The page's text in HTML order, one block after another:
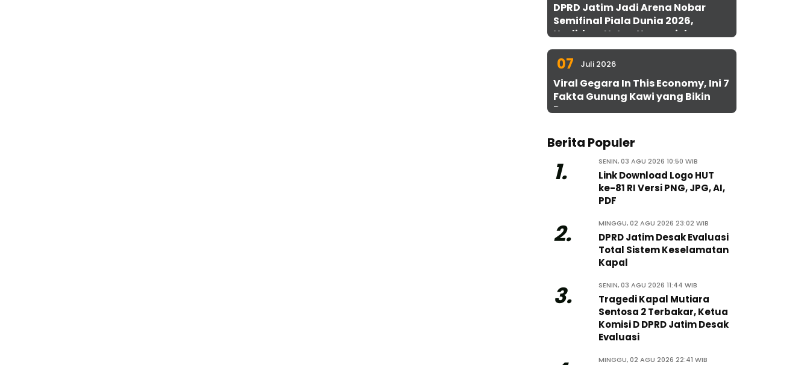
DPRD Jatim Jadi Arena Nobar
Semifinal Piala Dunia 2026,
Hadirkan Uston Nawawi dan
UMKM Gratis untuk 1.000 Warga
07 Juli 2026
Viral Gegara In This Economy, Ini 7
Fakta Gunung Kawi yang Bikin
Penasaran
Berita Populer
1. SENIN, 03 AGU 2026 10:50 WIB
Link Download Logo HUT
ke-81 RI Versi PNG, JPG, AI,
PDF
2. MINGGU, 02 AGU 2026 23:02 WIB
DPRD Jatim Desak Evaluasi
Total Sistem Keselamatan
Kapal
3. SENIN, 03 AGU 2026 11:44 WIB
Tragedi Kapal Mutiara
Sentosa 2 Terbakar, Ketua
Komisi D DPRD Jatim Desak
Evaluasi
MINGGU, 02 AGU 2026 22:41 WIB